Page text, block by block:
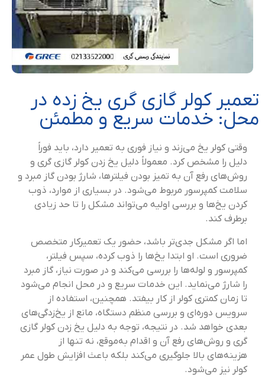
تعمیر کولر گازی گری یخ زده در
محل: خدمات سریع و مطمئن
وقتی کولر یخ می‌زند و نیاز فوری به تعمیر دارد، باید فوراً
دلیل را مشخص کرد. معمولاً دلیل یخ زدن کولر گازی گری و
روش‌های رفع آن به تمیز بودن فیلترها، شارژ بودن گاز مبرد و
سلامت کمپرسور مربوط می‌شود. در بسیاری از موارد، ذوب
کردن یخ‌ها و بررسی اولیه می‌تواند مشکل را تا حد زیادی
برطرف کند.
اما اگر مشکل جدی‌تر باشد، حضور یک تعمیرکار متخصص
ضروری است. او ابتدا یخ‌ها را ذوب کرده، سپس فیلتر،
کمپرسور و لوله‌ها را بررسی می‌کند و در صورت نیاز، گاز مبرد
را شارژ می‌نماید. این خدمات سریع و در محل انجام می‌شود
تا زمان کمتری کولر از کار بیفتد. همچنین، استفاده از
سرویس دوره‌ای و بررسی منظم دستگاه، مانع از یخ‌زدگی‌های
بعدی خواهد شد. در نتیجه، توجه به دلیل یخ زدن کولر گازی
گری و روش‌های رفع آن و اقدام به‌موقع، نه تنها از
هزینه‌های بالا جلوگیری می‌کند بلکه باعث افزایش طول عمر
کولر نیز می‌شود.